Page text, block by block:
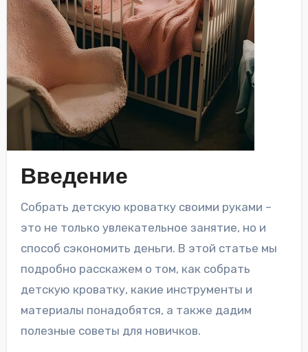
Введение
Собрать детскую кроватку своими руками –
это не только увлекательное занятие, но и
способ сэкономить деньги. В этой статье мы
подробно расскажем о том, как собрать
детскую кроватку, какие инструменты и
материалы понадобятся, а также дадим
полезные советы для новичков.